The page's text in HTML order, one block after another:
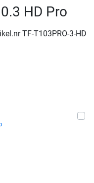
HD Pro
TF-T103PRO-3-HD